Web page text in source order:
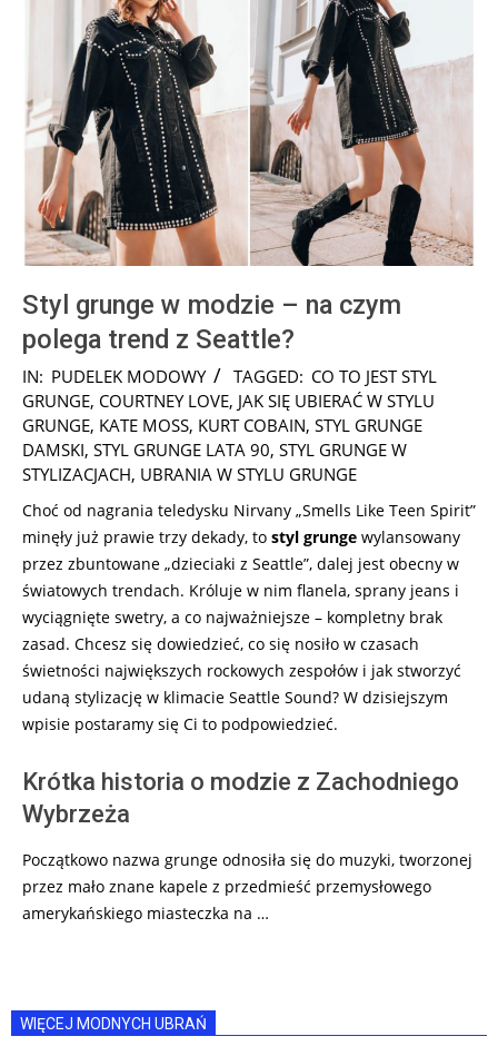
Styl grunge w modzie – na czym
polega trend z Seattle?
2025-
08-
08
IN: PUDELEK MODOWY TAGGED: CO TO JEST STYL
GRUNGE, COURTNEY LOVE, JAK SIĘ UBIERAĆ W STYLU
GRUNGE, KATE MOSS, KURT COBAIN, STYL GRUNGE
DAMSKI, STYL GRUNGE LATA 90, STYL GRUNGE W
STYLIZACJACH, UBRANIA W STYLU GRUNGE
Choć od nagrania teledysku Nirvany „Smells Like Teen Spirit”
minęły już prawie trzy dekady, to styl grunge wylansowany
przez zbuntowane „dzieciaki z Seattle”, dalej jest obecny w
światowych trendach. Króluje w nim flanela, sprany jeans i
wyciągnięte swetry, a co najważniejsze – kompletny brak
zasad. Chcesz się dowiedzieć, co się nosiło w czasach
świetności największych rockowych zespołów i jak stworzyć
udaną stylizację w klimacie Seattle Sound? W dzisiejszym
wpisie postaramy się Ci to podpowiedzieć.
Krótka historia o modzie z Zachodniego
Wybrzeża
Początkowo nazwa grunge odnosiła się do muzyki, tworzonej
przez mało znane kapele z przedmieść przemysłowego
amerykańskiego miasteczka na …
WIĘCEJ MODNYCH UBRAŃ